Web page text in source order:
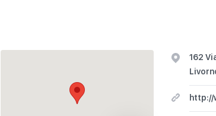
162
http://